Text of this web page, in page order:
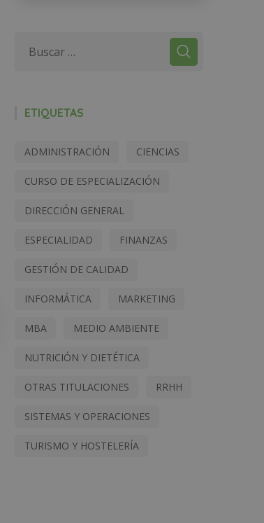
ETIQUETAS
ADMINISTRACIÓN CIENCIAS
CURSO DE ESPECIALIZACIÓN
DIRECCIÓN GENERAL
ESPECIALIDAD FINANZAS
GESTIÓN DE CALIDAD
INFORMÁTICA MARKETING
MBA MEDIO AMBIENTE
NUTRICIÓN Y DIETÉTICA
OTRAS TITULACIONES RRHH
SISTEMAS Y OPERACIONES
TURISMO Y HOSTELERÍA